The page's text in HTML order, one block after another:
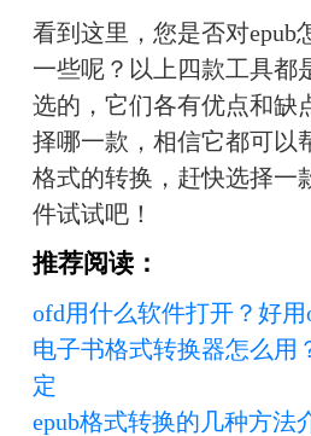
看到这里，您是否对epub
一些呢？以上四款工具都
选的，它们各有优点和缺
择哪一款，相信它都可以
格式的转换，赶快选择一
件试试吧！
推荐阅读：
ofd用什么软件打开？好
电子书格式转换器怎么用
定
epub格式转换的几种方法